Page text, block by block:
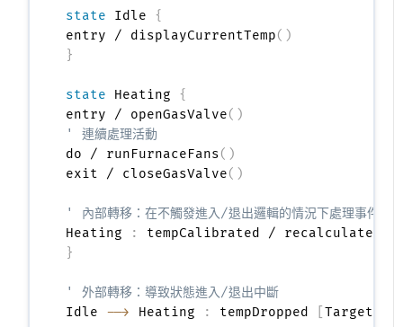
state Idle {
entry / displayCurrentTemp( )
}
state Heating {
entry / openGasValve( )
' 連續處理活動
do / runFurnaceFans( )
exit / closeGasValve( )
' 內部轉移：在不觸發進入/退出邏輯的情況下處理事件
Heating
:
tempCalibrated /
}
' 外部轉移：導致狀態進入/退出中斷
Idle --> Heating : tempDropped [